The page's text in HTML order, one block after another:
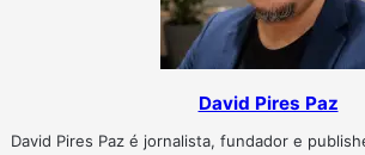
David Pires Paz
David Pires Paz é jornalista, fundador e